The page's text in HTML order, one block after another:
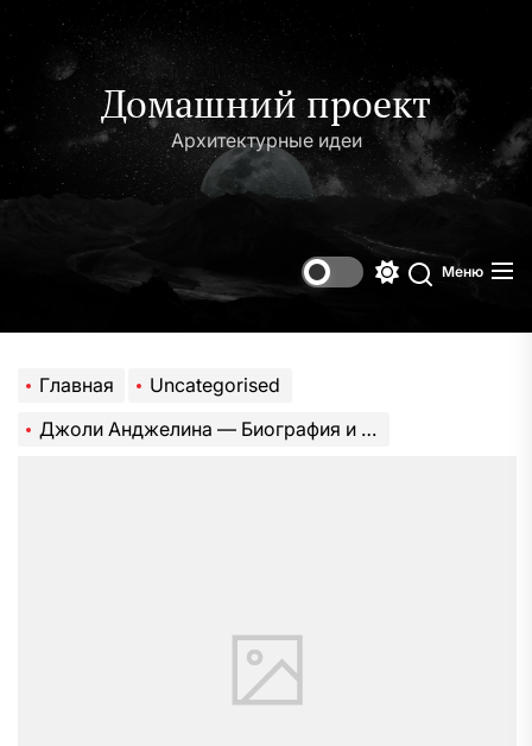
содержимому
Домашний проект
Архитектурные идеи
Поиск
Меню
Главная
Uncategorised
Джоли Анджелина — Биография и личная жизнь легендарной актрисы